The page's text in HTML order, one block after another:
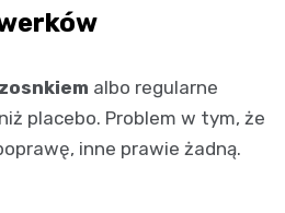
albo regularne
placebo. Problem w tym, że
inne prawie żadną.